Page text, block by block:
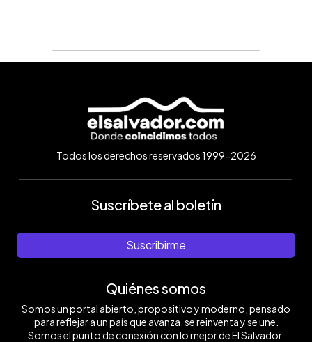
Todos los derechos reservados 1999-2026
Suscríbete al boletín
Suscribirme
Quiénes somos
Somos un portal abierto, propositivo y moderno, pensado
para reflejar a un país que avanza, se reinventa y se une.
Somos el punto de conexión con lo mejor de El Salvador.